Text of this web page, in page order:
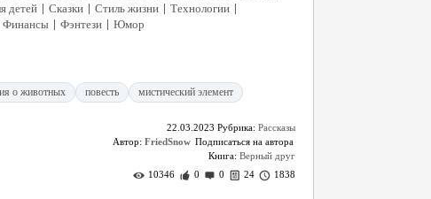
детей | Сказки | Стиль жизни | Технологии |
Финансы | Фэнтези | Юмор
о животных повесть мистический элемент
22.03.2023 Рубрика: Рассказы
Автор: FriedSnow
Книга: Верный друг
10346
0 0 24 1838